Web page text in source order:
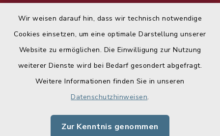
Wir weisen darauf hin, dass wir technisch notwendige
Cookies einsetzen, um eine optimale Darstellung unserer
Website zu ermöglichen. Die Einwilligung zur Nutzung
weiterer Dienste wird bei Bedarf gesondert abgefragt.
Weitere Informationen finden Sie in unseren
Datenschutzhinweisen.
Zur Kenntnis genommen
Datenschutz
Impressum
Sitemap
Cookie-Einstellungen